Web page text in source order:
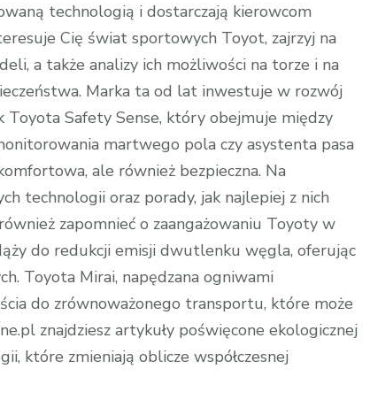
technologią i dostarczają kierowcom
Cię świat sportowych Toyot, zajrzyj na
a także analizy ich możliwości na torze i na
Marka ta od lat inwestuje w rozwój
Toyota Safety Sense, który obejmuje między
martwego pola czy asystenta pasa
ale również bezpieczna. Na
technologii oraz porady, jak najlepiej z nich
zapomnieć o zaangażowaniu Toyoty w
do redukcji emisji dwutlenku węgla, oferując
Toyota Mirai, napędzana ogniwami
do zrównoważonego transportu, które może
znajdziesz artykuły poświęcone ekologicznej
które zmieniają oblicze współczesnej